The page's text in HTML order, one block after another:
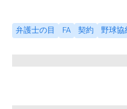
弁護士の目 FA 契約 野球協